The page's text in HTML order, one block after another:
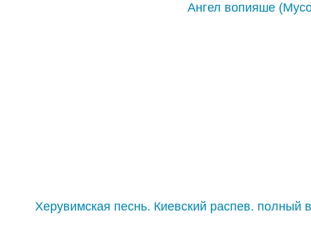
Ангел вопияше
Херувимская песнь. Киевский распев. полный